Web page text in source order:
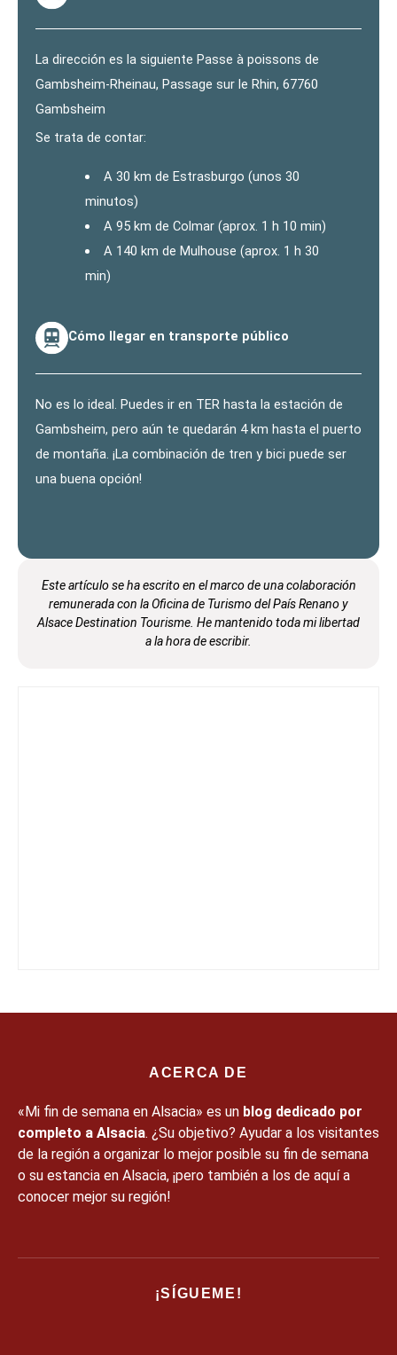
La dirección es la siguiente Passe à poissons de
Gambsheim-Rheinau, Passage sur le Rhin, 67760
Gambsheim
Se trata de contar:
A 30 km de Estrasburgo (unos 30
minutos)
A 95 km de Colmar (aprox. 1 h 10 min)
A 140 km de Mulhouse (aprox. 1 h 30
min)
Cómo llegar en transporte público
No es lo ideal. Puedes ir en TER hasta la estación de
Gambsheim, pero aún te quedarán 4 km hasta el puerto
de montaña. ¡La combinación de tren y bici puede ser
una buena opción!
Este artículo se ha escrito en el marcode una colaboración
remunerada con la Oficina de Turismo del País Renano y
Alsace Destination Tourisme. Hemantenido toda mi libertad
a la hora de escribir.
ACERCA DE
«Mi fin de semana en Alsacia» es un blog dedicado por
completo a Alsacia. ¿Su objetivo? Ayudar a los visitantes
de la región a organizar lo mejor posible su fin de semana
o su estancia en Alsacia, ¡pero también a los de aquí a
conocer mejor su región!
¡SÍGUEME!